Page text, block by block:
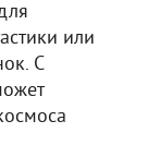
или
С